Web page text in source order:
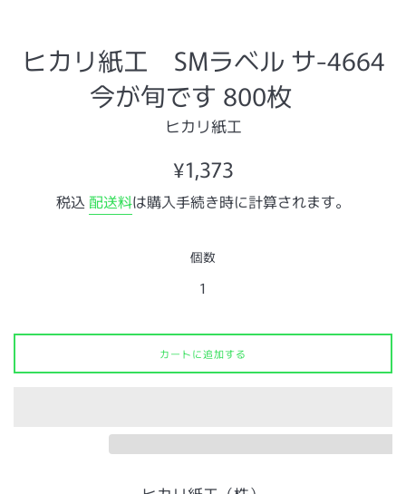
ヒカリ紙工 SMラベル サ-4664
今が旬です 800枚
ヒカリ紙工
通
価
¥1,373
税込 配送料は購入手続き時に計算されます。
個数
カートに追加する